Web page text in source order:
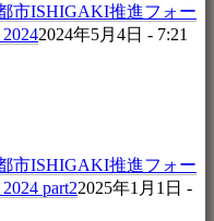
市ISHIGAKI推進フォー
2024年5月4日 - 7:21
市ISHIGAKI推進フォー
part22025年1月1日 -